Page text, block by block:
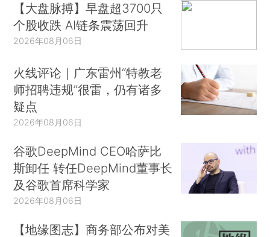
【大盘脉搏】早盘超3700只
个股收跌 AI链条震荡回升
2026年08月06日
火线评论｜广东雷州“特教老
师招聘违规”很雷，仍有诸多
疑点
2026年08月06日
谷歌DeepMind CEO哈萨比
斯卸任 转任DeepMind董事长
及谷歌首席科学家
2026年08月06日
【地缘图志】商务部公布对美